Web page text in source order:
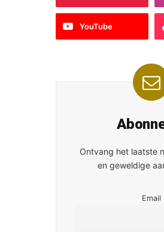
YouTube
Ontvang het laatste
en geweldige
Email